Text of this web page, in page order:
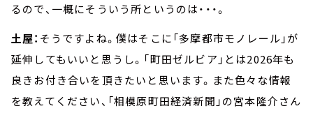
るので、一概にそういう所というのは・・・。
土屋： そうですよね。僕はそこに「多摩都市モノレール」が
延伸してもいいと思うし。「町田ゼルビア」とは2026年も
良きお付き合いを頂きたいと思います。また色々な情報
を教えてください、「相模原町田経済新聞」の宮本隆介さん